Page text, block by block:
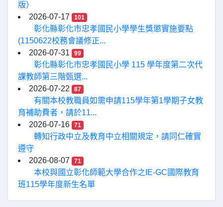
版）
2026-07-17
101
彰化縣彰化市忠孝國民小學學生獎懲實施要點
(1150622校務會議修正...
2026-07-31
99
彰化縣彰化市忠孝國民小學 115 學年度第二次代
課教師第三階甄選...
2026-07-22
87
有關本校教職員如需申請115學年第1學期子女教
育補助費者，請於11...
2026-07-16
71
轉知行政中立及教育中立相關規定，請同仁確實
遵守
2026-08-07
71
本校與國立彰化師範大學合作之IE-GC國際教育
班115學年度新生名單